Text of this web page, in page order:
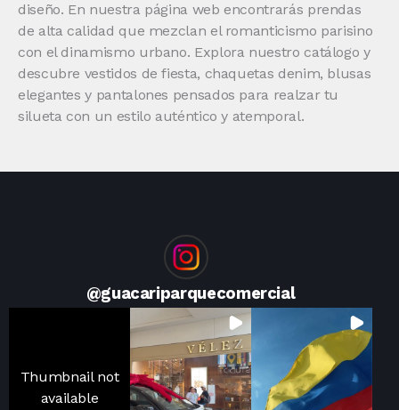
diseño. En nuestra página web encontrarás prendas
de alta calidad que mezclan el romanticismo parisino
con el dinamismo urbano. Explora nuestro catálogo y
descubre vestidos de fiesta, chaquetas denim, blusas
elegantes y pantalones pensados para realzar tu
silueta con un estilo auténtico y atemporal.
@guacariparquecomercial
Thumbnail not
available